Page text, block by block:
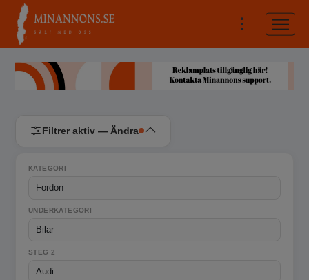
Filtrer aktiv — Ändra
KATEGORI
UNDERKATEGORI
STEG 2